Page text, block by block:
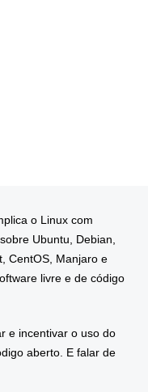
o Linux com
Ubuntu, Debian,
CentOS, Manjaro e
livre e de código
e incentivar o uso do
aberto. E falar de